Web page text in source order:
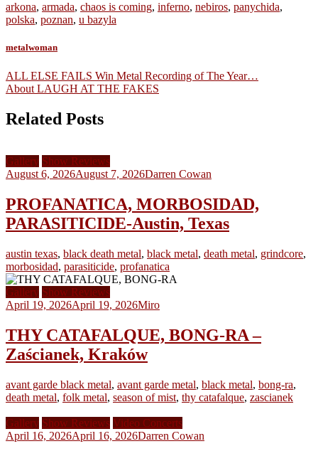
arkona, armada, chaos is coming, inferno, nebiros, panychida,
polska, poznan, u bazyla
metalwoman
Post
navigation
ALL ELSE FAILS Win Metal Recording of The Year…
About LAUGH AT THE FAKES
Related Posts
Gallery Show Reviews
August 6, 2026August 7, 2026Darren Cowan
PROFANATICA, MORBOSIDAD,
PARASITICIDE-Austin, Texas
austin texas, black death metal, black metal, death metal, grindcore,
morbosidad, parasiticide, profanatica
Gallery Show Reviews
April 19, 2026April 19, 2026Miro
THY CATAFALQUE, BONG-RA –
Zaścianek, Kraków
avant garde black metal, avant garde metal, black metal, bong-ra,
death metal, folk metal, season of mist, thy catafalque, zascianek
Gallery Show Reviews Video Concerts
April 16, 2026April 16, 2026Darren Cowan